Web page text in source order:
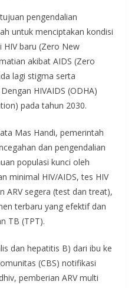
pengendalian
untuk menciptakan kondisi
HIV baru (Zero New
akibat AIDS (Zero
lagi stigma serta
HIVAIDS (ODHA)
pada tahun 2030.
Mas Handi, pemerintah
dan pengendalian
populasi kunci oleh
minimal HIV/AIDS, tes HIV
ARV segera (test dan treat),
terbaru yang efektif dan
TB (TPT).
dan hepatitis B) dari ibu ke
(CBS) notifikasi
pemberian ARV multi